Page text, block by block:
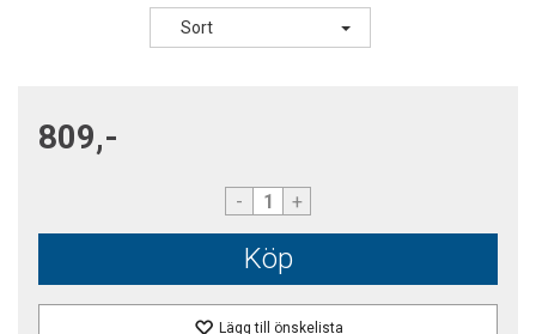
Sort
809,-
- +
Köp
Lägg till önskelista